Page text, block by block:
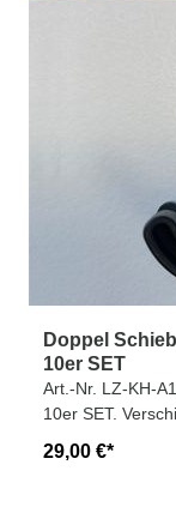
Doppel
10er SET
Art.-Nr. LZ-KH-
10er SET.
29,00 €*